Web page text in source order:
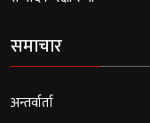
समाचार
अन्तर्वार्ता